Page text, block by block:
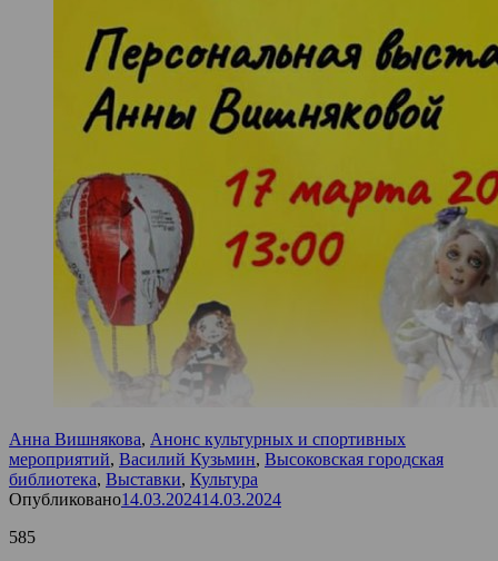
Анна Вишнякова, Анонс культурных и спортивных
мероприятий, Василий Кузьмин, Высоковская городская
библиотека, Выставки, Культура
Опубликовано14.03.202414.03.2024
585